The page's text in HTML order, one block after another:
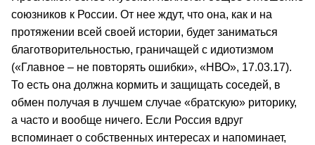
союзников к России. От нее ждут, что она, как и на
протяжении всей своей истории, будет заниматься
благотворительностью, граничащей с идиотизмом
(«Главное – не повторять ошибки», «НВО», 17.03.17).
То есть она должна кормить и защищать соседей, в
обмен получая в лучшем случае «братскую» риторику,
а часто и вообще ничего. Если Россия вдруг
вспоминает о собственных интересах и напоминает,